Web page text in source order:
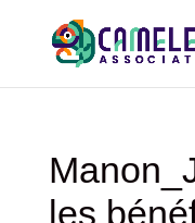
les